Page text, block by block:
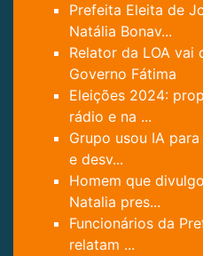
Prefeita Eleita de
Natália Bonav...
Relator da LOA
Governo Fátima
Eleições 2024:
rádio e na ...
Grupo usou IA
e desv...
Homem que
Natalia pres...
Funcionários da
relatam ...